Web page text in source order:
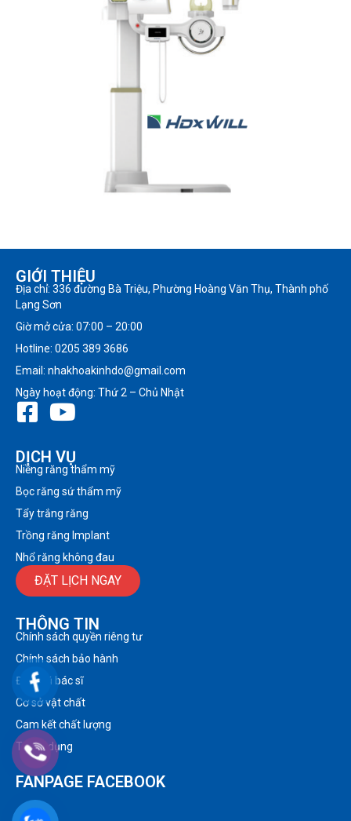
GIỚI THIỆU
Địa chỉ: 336 đường Bà Triệu, Phường Hoàng Văn Thụ, Thành phố
Lạng Sơn
Giờ mở cửa: 07:00 – 20:00
Hotline: 0205 389 3686
Email: nhakhoakinhdo@gmail.com
Ngày hoạt động: Thứ 2 – Chủ Nhật
DỊCH VỤ
Niềng răng thẩm mỹ
Bọc răng sứ thẩm mỹ
Tẩy trắng răng
Trồng răng Implant
Nhổ răng không đau
ĐẶT LỊCH NGAY
THÔNG TIN
Chính sách quyền riêng tư
Chính sách bảo hành
Đội ngũ bác sĩ
Cơ sở vật chất
Cam kết chất lượng
Tuyển dụng
FANPAGE FACEBOOK